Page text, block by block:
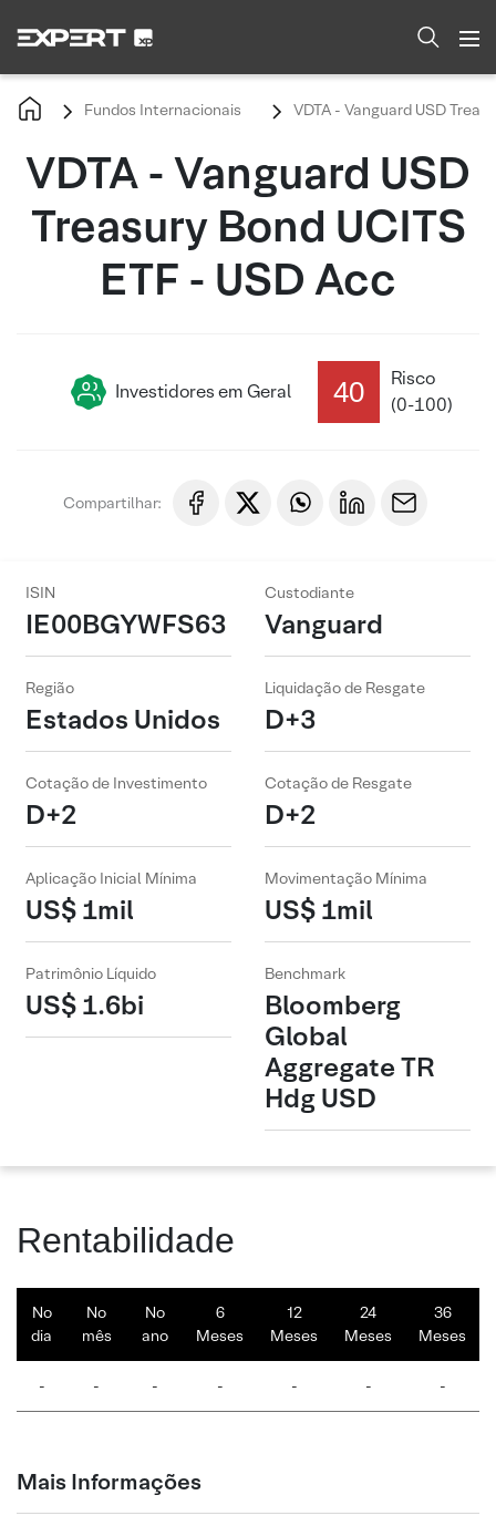
Fundos Internacionais VDTA - Vanguard USD
VDTA - Vanguard USD
Treasury Bond UCITS
ETF - USD Acc
Investidores em Geral 40
Risco
(0-100)
Compartilhar:
ISIN
IE00BGYWFS63
Custodiante
Vanguard
Região
Estados Unidos
Liquidação de Resgate
D+3
Cotação de Investimento
D+2
Cotação de Resgate
D+2
Aplicação Inicial Mínima
US$ 1mil
Movimentação Mínima
US$ 1mil
Patrimônio Líquido
US$ 1.6bi
Benchmark
Bloomberg
Global
Aggregate TR
Hdg USD
Rentabilidade
No
dia
No
mês
No
ano
6
Meses
12
Meses
24
Meses
36
Meses
- - - - - - -
Mais Informações